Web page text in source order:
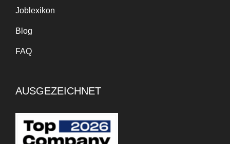
Joblexikon
Blog
FAQ
AUSGEZEICHNET